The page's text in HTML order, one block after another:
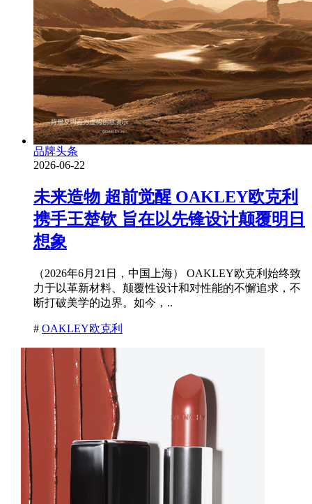
品牌头条
2026-06-22
未来造物 超前觉醒 OAKLEY欧克利
携手王楚钦 旨在以先锋设计颠覆明日
想象
（2026年6月21日，中国上海） OAKLEY欧克利始终致
力于以革新材料、颠覆性设计和对性能的不懈追求，不
断打破美学的边界。如今，..
# OAKLEY欧克利